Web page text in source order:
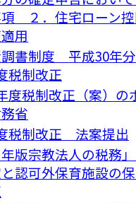
項 ２．住宅ローン
用
書制度 平成30年
税制改正
度税制改正（案）
省
税制改正 法案提出
年版宗教法人の税務
認可外保育施設の